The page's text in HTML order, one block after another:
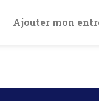
Ajouter mon